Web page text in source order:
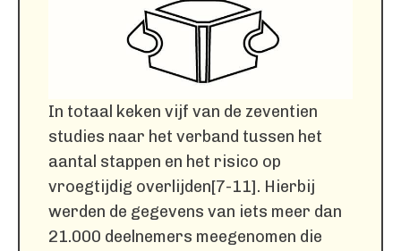
In totaal keken vijf van de zeventien
studies naar het verband tussen het
aantal stappen en het risico op
vroegtijdig overlijden[7-11]. Hierbij
werden de gegevens van iets meer dan
21.000 deelnemers meegenomen die